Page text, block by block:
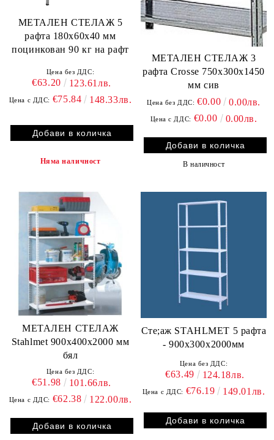
МЕТАЛЕН СТЕЛАЖ 5
рафта 180х60х40 мм
поцинкован 90 кг на рафт
Цена без ДДС:
€63.20 123.61лв.
Цена с ДДС: €75.84 148.33лв.
Няма наличност
МЕТАЛЕН СТЕЛАЖ 3
рафта Crosse 750х300х1450
мм сив
Цена без ДДС: €0.00 0.00лв.
Цена с ДДС: €0.00 0.00лв.
В наличност
МЕТАЛЕН СТЕЛАЖ
Stahlmet 900х400х2000 мм
бял
Цена без ДДС:
€51.98 101.66лв.
Цена с ДДС: €62.38 122.00лв.
Сте;аж STAHLMET 5 рафта
- 900x300x2000мм
Цена без ДДС:
€63.49 124.18лв.
Цена с ДДС: €76.19 149.01лв.